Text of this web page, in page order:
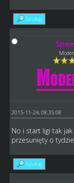
Szukaj
2015-11-24, 08:35:08
No i start ligi tak
przesunięty o
Szukaj